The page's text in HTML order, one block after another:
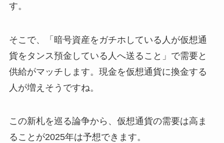
す。
そこで、「暗号資産をガチホしている人が仮想通
貨をタンス預金している人へ送ること」で需要と
供給がマッチします。現金を仮想通貨に換金する
人が増えそうですね。
この新札を巡る論争から、仮想通貨の需要は高ま
ることが2025年は予想できます。